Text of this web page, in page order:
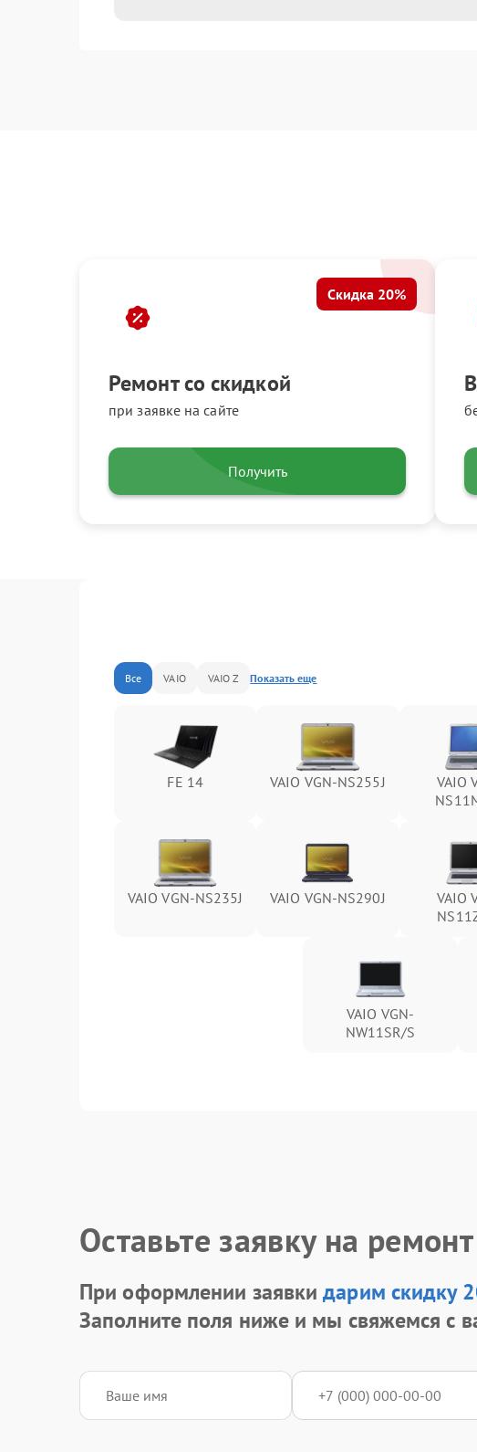
Ремонт со скидкой
при заявке на сайте
Скидка 20%
Получить
Все VAIO VAIO Z Показать еще
FE 14 VAIO VGN-NS255J
VAIO
VAIO VGN-NS235J VAIO VGN-NS290J
VAIO
VAIO VGN-
NW11SR/S
Оставьте заявку на ремонт
При оформлении заявкидарим скидку
Заполните поля ниже и мы свяжемся с